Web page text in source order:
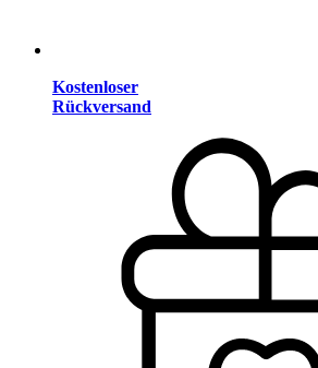
Kostenloser
Rückversand